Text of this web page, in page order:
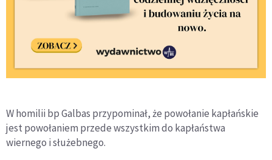
W homilii bp Galbas przypominał, że powołanie kapłańskie
jest powołaniem przede wszystkim do kapłaństwa
wiernego i służebnego.